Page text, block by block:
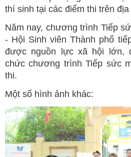
thí sinh tại các điểm thi trên
Năm nay, chương trình Tiếp
- Hội Sinh viên Thành phố
được nguồn lực xã hội lớn,
chức chương trình Tiếp sức
thi.
Một số hình ảnh khác: